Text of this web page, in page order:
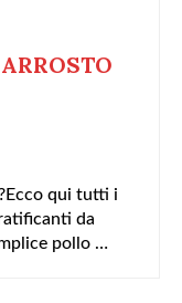
qui tutti i
da
pollo …